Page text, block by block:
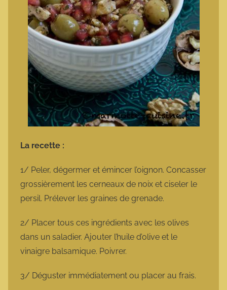
La recette :
1/ Peler, dégermer et émincer l’oignon. Concasser
grossièrement les cerneaux de noix et ciseler le
persil. Prélever les graines de grenade.
2/ Placer tous ces ingrédients avec les olives
dans un saladier. Ajouter l’huile d’olive et le
vinaigre balsamique. Poivrer.
3/ Déguster immédiatement ou placer au frais.